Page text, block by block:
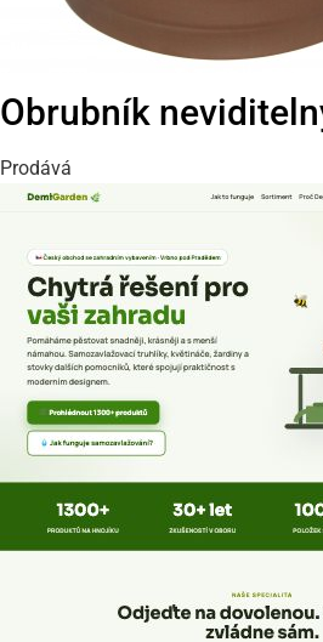
Obrubník
Prodává